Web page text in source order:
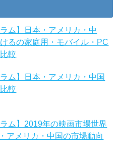
ラム】日本・アメリカ・中
るの家庭用・モバイル・PC
較
ラム】日本・アメリカ・中国
較
ラム】2019年の映画市場世界
アメリカ・中国の市場動向